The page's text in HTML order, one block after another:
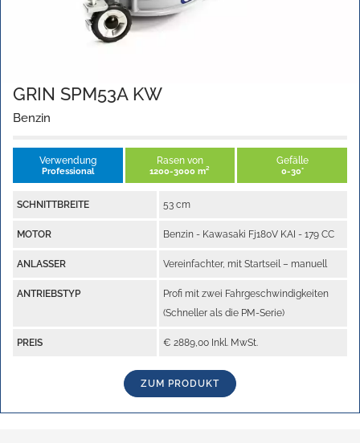
GRIN SPM53A KW
Benzin
Verwendung
Professional
Rasen von
1200-3000 m²
Gefälle
0-30°
SCHNITTBREITE 53 cm
MOTOR Benzin - Kawasaki Fj180V KAI - 179 CC
ANLASSER Vereinfachter, mit Startseil – manuell
ANTRIEBSTYP
Profi mit zwei Fahrgeschwindigkeiten
(Schneller als die PM-Serie)
PREIS € 2889,00 Inkl. MwSt.
ZUM PRODUKT